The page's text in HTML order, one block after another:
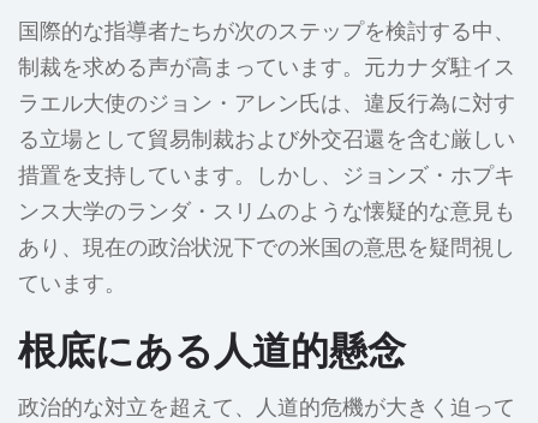
国際的な指導者たちが次のステップを検討する中、
制裁を求める声が高まっています。元カナダ駐イス
ラエル大使のジョン・アレン氏は、違反行為に対す
る立場として貿易制裁および外交召還を含む厳しい
措置を支持しています。しかし、ジョンズ・ホプキ
ンス大学のランダ・スリムのような懐疑的な意見も
あり、現在の政治状況下での米国の意思を疑問視し
ています。
根底にある人道的懸念
政治的な対立を超えて、人道的危機が大きく迫って